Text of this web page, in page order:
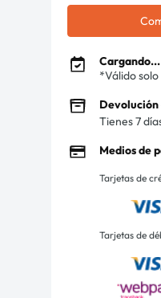
Cargando...
*Válido
Tienes 7
Medios de
Tarjetas de
Tarjetas de